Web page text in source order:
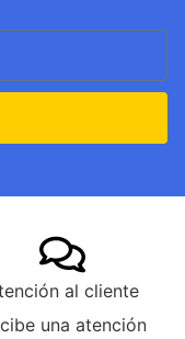
al cliente
una atención